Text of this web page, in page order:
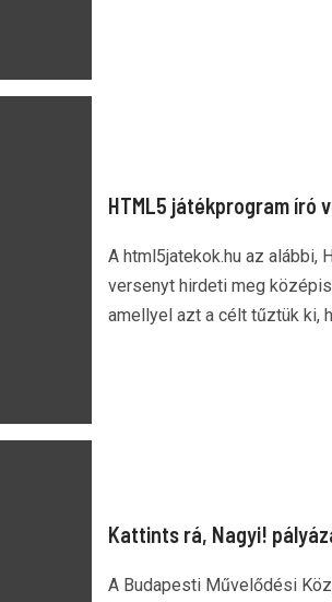
HTML5 játékprogram író
A html5jatekok.hu az alábbi,
versenyt hirdeti meg
amellyel azt a célt tűztük ki,
Kattints rá, Nagyi!
A Budapesti Művelődési